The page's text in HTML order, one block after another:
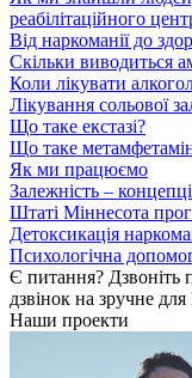
реабілітаційного
Від наркоманії до
Скільки виводиться
Коли лікувати
Лікування сольової
Що таке екстазі?
Що таке
Як ми працюємо
Залежність –
Штаті Міннесота
Детоксикація
Психологічна
Є питання? Дзвоніть
дзвінок на зручне
Наши проекти